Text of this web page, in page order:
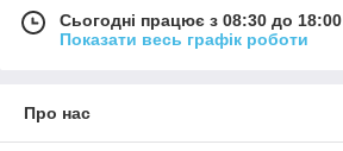
Сьогодні працює з 08:30 до 18:00
Показати весь графік роботи
Про нас